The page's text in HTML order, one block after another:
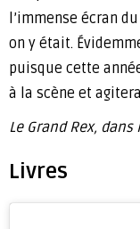
l’immense écran
on y était.
puisque cette
à la scène et
Le Grand Rex,
Livres